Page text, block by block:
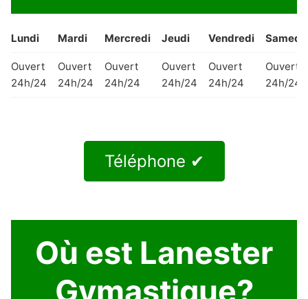
Lundi Mardi Mercredi Jeudi Vendredi Samedi
Ouvert
24h/24
Ouvert
24h/24
Ouvert
24h/24
Ouvert
24h/24
Ouvert
24h/24
Ouvert
24h/24
Téléphone ✔
Où est Lanester
Gymastique?